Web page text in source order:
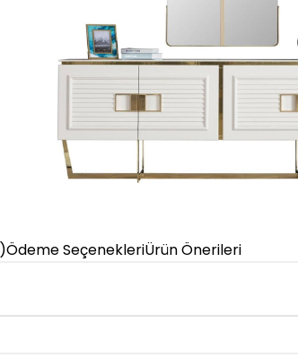
Ödeme SeçenekleriÜrün Önerileri